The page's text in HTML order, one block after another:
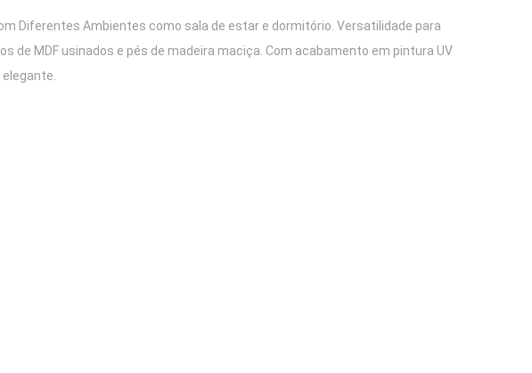
Diferentes Ambientes como sala de estar e dormitório. Versatilidade para
de MDF usinados e pés de madeira maciça. Com acabamento em pintura UV